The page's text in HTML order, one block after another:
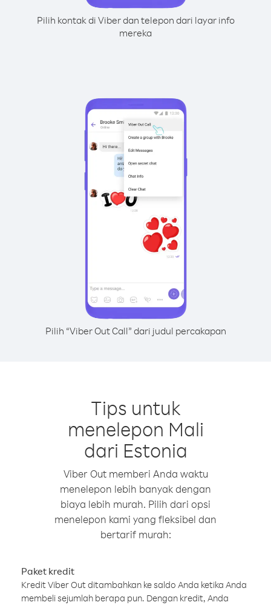
Pilih kontak di Viber dan telepon dari layar info
mereka
Pilih “Viber Out Call” dari judul percakapan
Tips untuk
menelepon Mali
dari Estonia
Viber Out memberi Anda waktu
menelepon lebih banyak dengan
biaya lebih murah. Pilih dari opsi
menelepon kami yang fleksibel dan
bertarif murah:
Paket kredit
Kredit Viber Out ditambahkan ke saldo Anda ketika Anda
membeli sejumlah berapa pun. Dengan kredit, Anda